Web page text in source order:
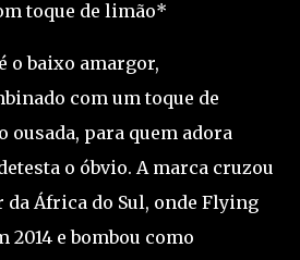
toque de limão*
o baixo amargor,
com um toque de
ousada, para quem adora
o óbvio. A marca cruzou
África do Sul, onde Flying
2014 e bombou como